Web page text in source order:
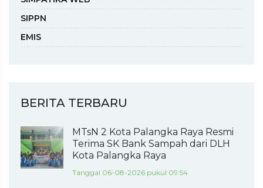
SIPPN
EMIS
BERITA TERBARU
MTsN 2 Kota Palangka Raya Resmi
Terima SK Bank Sampah dari DLH
Kota Palangka Raya
Tanggal 06-08-2026 pukul 09:54